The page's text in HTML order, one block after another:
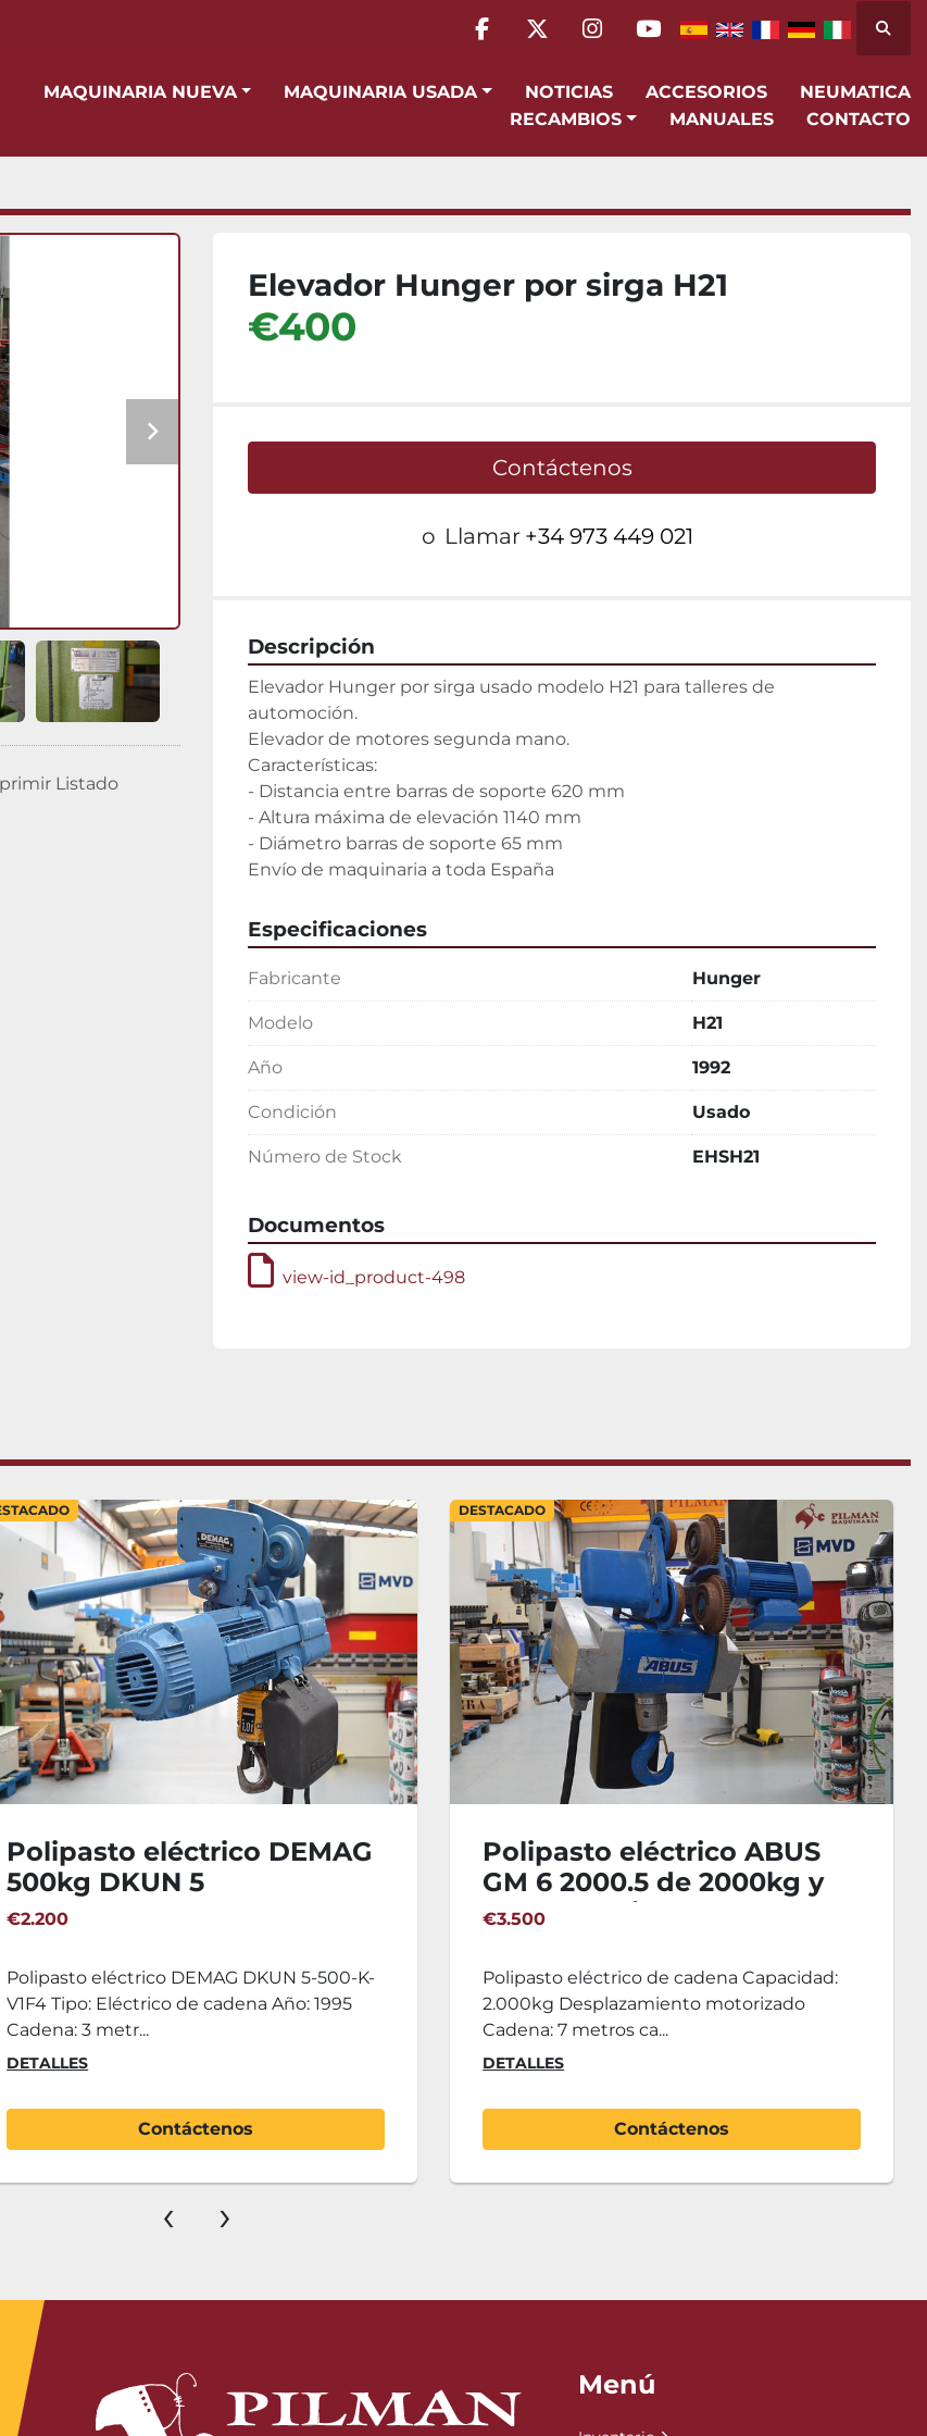
facebook
twitterinstagram
youtube
MAQUINARIA NUEVA MAQUINARIA USADA NOTICIAS ACCESORIOS
NEUMATICA
RECAMBIOS
MANUALES CONTACTO
Listado
Elevador Hunger por sirga H21
€400
Contáctenos
o Llamar +34 973 449 021
Descripción
Elevador Hunger por sirga usado modelo H21 para talleres de
automoción.
Elevador de motores segunda mano.
Características:
- Distancia entre barras de soporte 620 mm
- Altura máxima de elevación 1140 mm
- Diámetro barras de soporte 65 mm
Envío de maquinaria a toda España
Especificaciones
Fabricante Hunger
Modelo H21
Año 1992
Condición Usado
Número de Stock EHSH21
Documentos
view-id_product-498
Polipasto eléctrico DEMAG
500kg DKUN 5
€2.200
Polipasto eléctrico DEMAG DKUN 5-500-K-
V1F4 Tipo: Eléctrico de cadena Año: 1995
Cadena: 3 metr...
DETALLES
Contáctenos
DESTACADO
Polipasto eléctrico ABUS
GM 6 2000.5 de 2000kg y
desplazamiento
€3.500
Polipasto eléctrico de cadena Capacidad:
2.000kg Desplazamiento motorizado
Cadena: 7 metros ca...
DETALLES
Contáctenos
‹ ›
Menú